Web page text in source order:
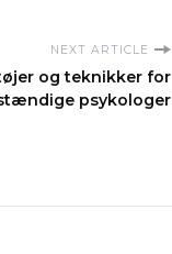
NEXT ARTICLE
og teknikker for
psykologer